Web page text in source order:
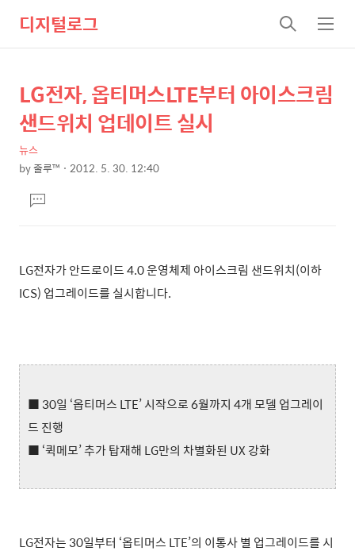
디지털로그
검
색
메
뉴
상
세
컨
텐
본
문
제
목
LG전자, 옵티머스LTE부터 아이스크림
샌드위치 업데이트 실시
뉴스
by줄루™ 2012. 5. 30. 12:40
문댓
글
LG전자가 안드로이드 4.0 운영체제 아이스크림 샌드위치(이하
ICS) 업그레이드를 실시합니다.
■ 30일 ‘옵티머스 LTE’ 시작으로 6월까지 4개 모델 업그레이
드 진행
■ ‘퀵메모’ 추가 탑재해 LG만의 차별화된 UX 강화
LG전자는 30일부터 ‘옵티머스 LTE’의 이통사 별 업그레이드를 시